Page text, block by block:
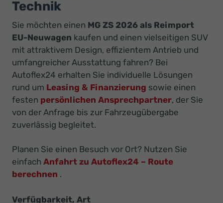
Autohaus
Technik
Sie möchten einen MG ZS 2026 als Reimport
EU-Neuwagen kaufen und einen vielseitigen SUV
mit attraktivem Design, effizientem Antrieb und
umfangreicher Ausstattung fahren? Bei
Autoflex24 erhalten Sie individuelle Lösungen
rund um Leasing & Finanzierung sowie einen
festen persönlichen Ansprechpartner, der Sie
von der Anfrage bis zur Fahrzeugübergabe
zuverlässig begleitet.
Planen Sie einen Besuch vor Ort? Nutzen Sie
einfach Anfahrt zu Autoflex24 – Route
berechnen .
Verfügbarkeit, Art